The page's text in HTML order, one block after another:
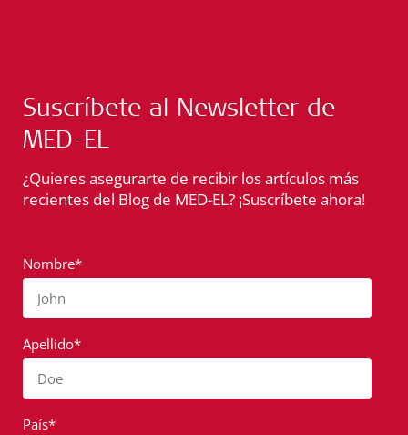
Suscríbete al Newsletter de
MED-EL
¿Quieres asegurarte de recibir los artículos más
recientes del Blog de MED-EL? ¡Suscríbete ahora!
Nombre*
John
Apellido*
Doe
País*